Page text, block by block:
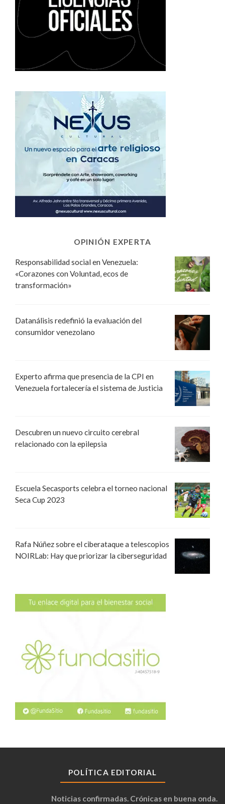
OPINIÓN EXPERTA
Responsabilidad social en Venezuela:
«Corazones con Voluntad, ecos de
transformación»
Datanálisis redefinió la evaluación del
consumidor venezolano
Experto afirma que presencia de la CPI en
Venezuela fortalecería el sistema de Justicia
Descubren un nuevo circuito cerebral
relacionado con la epilepsia
Escuela Secasports celebra el torneo nacional
Seca Cup 2023
Rafa Núñez sobre el ciberataque a telescopios
NOIRLab: Hay que priorizar la ciberseguridad
POLÍTICA EDITORIAL
Noticias confirmadas. Crónicas en buena onda.